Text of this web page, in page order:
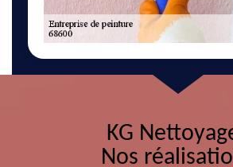
KG
Nos